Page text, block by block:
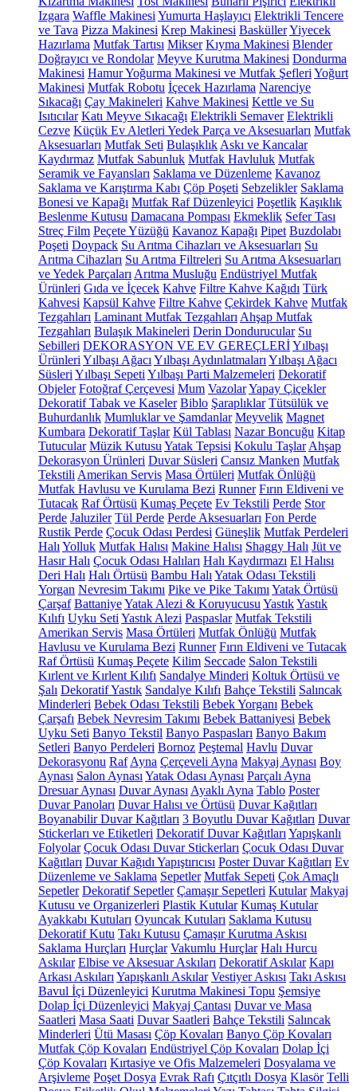
Izgara Waffle Makinesi Yumurta Haşlayıcı Elektrikli Tencere
ve Tava Pizza Makinesi Krep Makinesi BasküllerYiyecek
Hazırlama Mutfak Tartısı Mikser Kıyma Makinesi Blender
Doğrayıcı ve Rondolar Meyve Kurutma Makinesi Dondurma
Makinesi Hamur Yoğurma Makinesi ve Mutfak Şefleri Yoğurt
Makinesi Mutfak Robotu İçecek Hazırlama Narenciye
Sıkacağı Çay Makineleri Kahve Makinesi Kettle ve Su
Isıtıcılar Katı Meyve Sıkacağı Elektrikli Semaver Elektrikli
Cezve Küçük Ev Aletleri Yedek Parça ve Aksesuarları Mutfak
Aksesuarları Mutfak Seti Bulaşıklık Askı ve Kancalar
Kaydırmaz Mutfak Sabunluk Mutfak Havluluk Mutfak
Seramik ve Fayansları Saklama ve Düzenleme Kavanoz
Saklama ve Karıştırma Kabı Çöp Poşeti Sebzelikler Saklama
Bonesi ve Kapağı Mutfak Raf Düzenleyici Poşetlik Kaşıklık
Beslenme Kutusu Damacana Pompası Ekmeklik Sefer Tası
Streç Film Peçete Yüzüğü Kavanoz Kapağı Pipet Buzdolabı
Poşeti Doypack Su Arıtma Cihazları ve Aksesuarları Su
Arıtma Cihazları Su Arıtma Filtreleri Su Arıtma Aksesuarları
ve Yedek Parçaları Arıtma Musluğu Endüstriyel Mutfak
Ürünleri Gıda ve İçecek Kahve Filtre Kahve Kağıdı Türk
Kahvesi Kapsül Kahve Filtre Kahve Çekirdek Kahve Mutfak
Tezgahları Laminant Mutfak Tezgahları Ahşap Mutfak
Tezgahları Bulaşık Makineleri Derin Dondurucular Su
Sebilleri DEKORASYON VE EV GEREÇLERİYılbaşı
Ürünleri Yılbaşı Ağacı Yılbaşı Aydınlatmaları Yılbaşı Ağacı
Süsleri Yılbaşı Sepeti Yılbaşı Parti Malzemeleri Dekoratif
Objeler Fotoğraf Çerçevesi Mum VazolarYapay Çiçekler
Dekoratif Tabak ve Kaseler Biblo Şaraplıklar Tütsülük ve
Buhurdanlık Mumluklar ve Şamdanlar Meyvelik Magnet
Kumbara Dekoratif Taşlar Kül Tablası Nazar Boncuğu Kitap
Tutucular Müzik Kutusu Yatak Tepsisi Kokulu Taşlar Ahşap
Dekorasyon Ürünleri Duvar Süsleri Cansız Manken Mutfak
Tekstili Amerikan Servis Masa Örtüleri Mutfak Önlüğü
Mutfak Havlusu ve Kurulama Bezi Runner Fırın Eldiveni ve
Tutacak Raf Örtüsü Kumaş Peçete Ev Tekstili Perde Stor
Perde Jaluziler Tül Perde Perde Aksesuarları Fon Perde
Rustik Perde Çocuk Odası Perdesi Güneşlik Mutfak Perdeleri
Halı Yolluk Mutfak Halısı Makine Halısı Shaggy Halı Jüt ve
Hasır Halı Çocuk Odası Halıları Halı Kaydırmazı El Halısı
Deri Halı Halı Örtüsü Bambu Halı Yatak Odası Tekstili
Yorgan Nevresim Takımı Pike ve Pike Takımı Yatak Örtüsü
Çarşaf BattaniyeYatak Alezi & Koruyucusu YastıkYastık
Kılıfı Uyku Seti Yastık Alezi Paspaslar Mutfak Tekstili
Amerikan Servis Masa Örtüleri Mutfak Önlüğü Mutfak
Havlusu ve Kurulama Bezi Runner Fırın Eldiveni ve Tutacak
Raf Örtüsü Kumaş Peçete Kilim Seccade Salon Tekstili
Kırlent ve Kırlent Kılıfı Sandalye Minderi Koltuk Örtüsü ve
Şalı Dekoratif Yastık Sandalye Kılıfı Bahçe Tekstili Salıncak
Minderleri Bebek Odası Tekstili Bebek Yorganı Bebek
Çarşafı Bebek Nevresim Takımı Bebek Battaniyesi Bebek
Uyku Seti Banyo Tekstil Banyo Paspasları Banyo Bakım
Setleri Banyo Perdeleri Bornoz Peştemal Havlu Duvar
Dekorasyonu Raf Ayna Çerçeveli Ayna Makyaj Aynası Boy
Aynası Salon Aynası Yatak Odası Aynası Parçalı Ayna
Dresuar Aynası Duvar Aynası Ayaklı Ayna Tablo Poster
Duvar Panoları Duvar Halısı ve Örtüsü Duvar Kağıtları
Boyanabilir Duvar Kağıtları 3 Boyutlu Duvar Kağıtları Duvar
Stickerları ve Etiketleri Dekoratif Duvar Kağıtları Yapışkanlı
Folyolar Çocuk Odası Duvar Stickerları Çocuk Odası Duvar
Kağıtları Duvar Kağıdı Yapıştırıcısı Poster Duvar Kağıtları Ev
Düzenleme ve Saklama Sepetler Mutfak Sepeti Çok Amaçlı
Sepetler Dekoratif Sepetler Çamaşır Sepetleri Kutular Makyaj
Kutusu ve Organizerleri Plastik Kutular Kumaş Kutular
Ayakkabı Kutuları Oyuncak Kutuları Saklama Kutusu
Dekoratif Kutu Takı Kutusu Çamaşır Kurutma Askısı
Saklama Hurçları Hurçlar Vakumlu Hurçlar Halı Hurcu
Askılar Elbise ve Aksesuar Askıları Dekoratif Askılar Kapı
Arkası Askıları Yapışkanlı Askılar Vestiyer Askısı Takı Askısı
Bavul İçi Düzenleyici Kurutma Makinesi Topu Şemsiye
Dolap İçi Düzenleyici Makyaj Çantası Duvar ve Masa
Saatleri Masa Saati Duvar Saatleri Bahçe Tekstili Salıncak
Minderleri Ütü Masası Çöp Kovaları Banyo Çöp Kovaları
Mutfak Çöp Kovaları Endüstriyel Çöp Kovaları Dolap İçi
Çöp Kovaları Kırtasiye ve Ofis Malzemeleri Dosyalama ve
Arşivleme Poşet Dosya Evrak Rafı Çıtçıtlı Dosya Klasör Telli